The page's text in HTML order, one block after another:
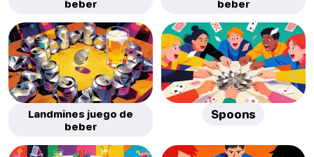
beber beber
Landmines juego de
beber
Spoons